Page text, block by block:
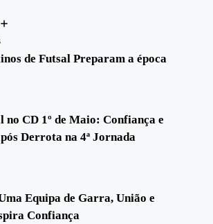
de Futsal Preparam a época
no CD 1º de Maio: Confiança e
Derrota na 4ª Jornada
Equipa de Garra, União e
Confiança